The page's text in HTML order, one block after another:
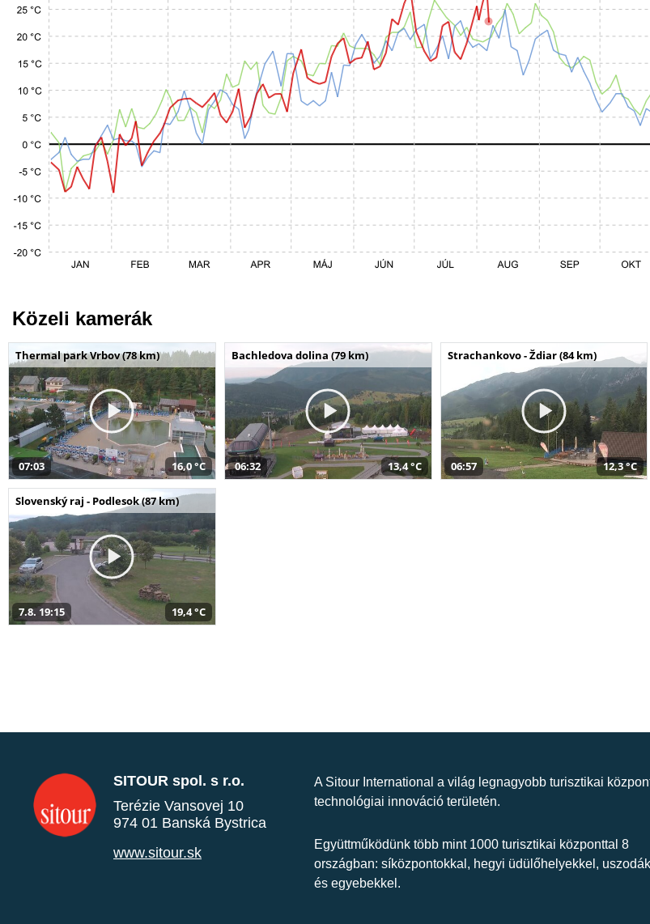
Közeli kamerák
Thermal park Vrbov (78 km)
07:03 16,0 °C
Bachledova dolina (79 km)
06:32 13,4 °C
Strachankovo - Ždiar (84 km)
06:57 12,3 °C
Slovenský raj - Podlesok (87 km)
7.8. 19:15 19,4 °C
SITOUR spol. s r.o.
Terézie Vansovej 10
974 01 Banská Bystrica
www.sitour.sk
A Sitour International a világ legnagyobb turisztikai
technológiai innováció területén.
Együttműködünk több mint 1000 turisztikai központtal 8
országban: síközpontokkal, hegyi üdülőhelyekkel,
és egyebekkel.